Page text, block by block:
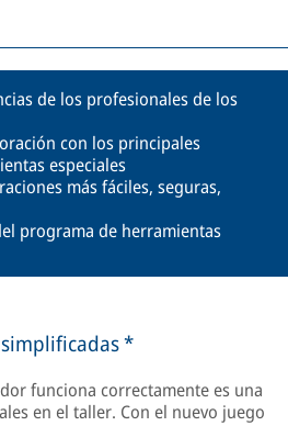
de los profesionales de los
con los principales
especiales
más fáciles, seguras,
programa de herramientas
*
funciona correctamente es una
en el taller. Con el nuevo juego